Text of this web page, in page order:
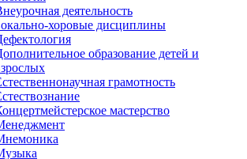
деятельность
хоровые дисциплины
образование детей и
грамотность
мастерство